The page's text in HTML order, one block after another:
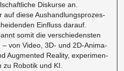
Dis­kur­se an.
auf diese Aus­hand­lungs­pro­zes­
Ein­fluss dar­auf.
somit die ver­schie­dens­ten
von Video, 3D- und 2D-Ani­ma­
Aug­men­ted Rea­li­ty, ex­pe­ri­men­
Ro­bo­tik und KI.